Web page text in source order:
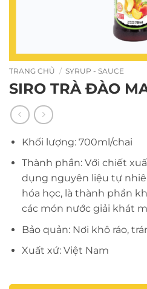
TRANG CHỦ / SYRUP - SAUCE
SIRO TRÀ ĐÀO
Khối lượng: 700ml/chai
Thành phần: Với chiết
dụng nguyên liệu tự
hóa học, là thành phần
các món nước giải khát
Bảo quản: Nơi khô ráo,
Xuất xứ: Việt Nam